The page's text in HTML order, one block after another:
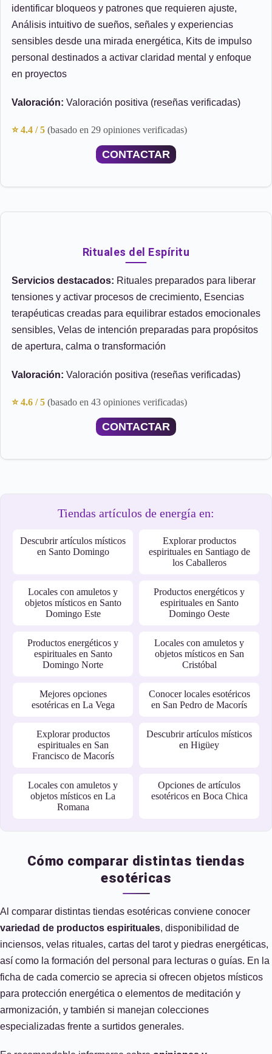
identificar bloqueos y patrones que requieren ajuste,
Análisis intuitivo de sueños, señales y experiencias
sensibles desde una mirada energética, Kits de impulso
personal destinados a activar claridad mental y enfoque
en proyectos
Valoración: Valoración positiva (reseñas verificadas)
⭐ 4.4 / 5 (basado en 29 opiniones verificadas)
CONTACTAR
Rituales del Espíritu
Servicios destacados: Rituales preparados para liberar
tensiones y activar procesos de crecimiento, Esencias
terapéuticas creadas para equilibrar estados emocionales
sensibles, Velas de intención preparadas para propósitos
de apertura, calma o transformación
Valoración: Valoración positiva (reseñas verificadas)
⭐ 4.6 / 5 (basado en 43 opiniones verificadas)
CONTACTAR
Tiendas artículos de energía en:
Descubrir artículos místicos
en Santo Domingo
Explorar productos
espirituales en Santiago de
los Caballeros
Locales con amuletos y
objetos místicos en Santo
Domingo Este
Productos energéticos y
espirituales en Santo
Domingo Oeste
Productos energéticos y
espirituales en Santo
Domingo Norte
Locales con amuletos y
objetos místicos en San
Cristóbal
Mejores opciones
esotéricas en La Vega
Conocer locales esotéricos
en San Pedro de Macorís
Explorar productos
espirituales en San
Francisco de Macorís
Descubrir artículos místicos
en Higüey
Locales con amuletos y
objetos místicos en La
Romana
Opciones de artículos
esotéricos en Boca Chica
Cómo comparar distintas tiendas
esotéricas
Al comparar distintas tiendas esotéricas conviene conocer
variedad de productos espirituales, disponibilidad de
inciensos, velas rituales, cartas del tarot y piedras energéticas,
así como la formación del personal para lecturas o guías. En la
ficha de cada comercio se aprecia si ofrecen objetos místicos
para protección energética o elementos de meditación y
armonización, y también si manejan colecciones
especializadas frente a surtidos generales.